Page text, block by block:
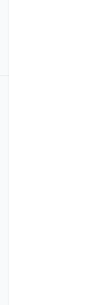
انواع فن های
کانالی، مرغداری و
صنعتی و ساختمانی
کمپانی اروپایی
عزیزان رو در صرف
در هزینه و زمان